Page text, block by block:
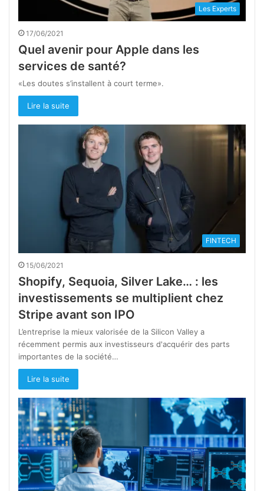
Les Experts
17/06/2021
Quel avenir pour Apple dans les
services de santé?
«Les doutes s’installent à court terme».
Lire la suite
FINTECH
15/06/2021
Shopify, Sequoia, Silver Lake… : les
investissements se multiplient chez
Stripe avant son IPO
L’entreprise la mieux valorisée de la Silicon Valley a
récemment permis aux investisseurs d'acquérir des parts
importantes de la société…
Lire la suite